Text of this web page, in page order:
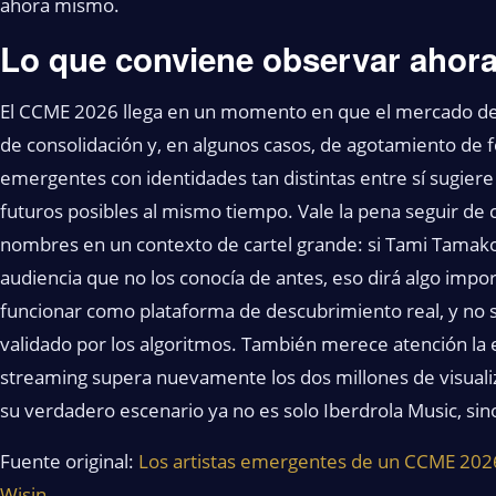
Lo que conviene observar
El CCME 2026 llega en un momento en que el mercado
de consolidación y, en algunos casos, de agotamiento
emergentes con identidades tan distintas entre sí
futuros posibles al mismo tiempo. Vale la pena seguir de
nombres en un contexto de cartel grande: si Tami
audiencia que no los conocía de antes, eso dirá algo
funcionar como plataforma de descubrimiento real, y no
validado por los algoritmos. También merece atención la
streaming supera nuevamente los dos millones de
su verdadero escenario ya no es solo Iberdrola Music,
Fuente original: Los artistas emergentes de un CCME